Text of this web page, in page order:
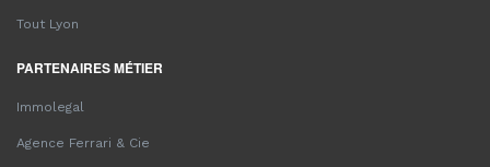
Tout Lyon
PARTENAIRES MÉTIER
Immolegal
Agence Ferrari & Cie